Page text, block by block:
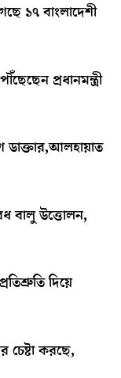
১৭ বাংলাদেশী
প্রধানমন্ত্রী
ডাক্তার,আলহায়াত
বালু উত্তোলন,
দিয়ে
চেষ্টা করছে,